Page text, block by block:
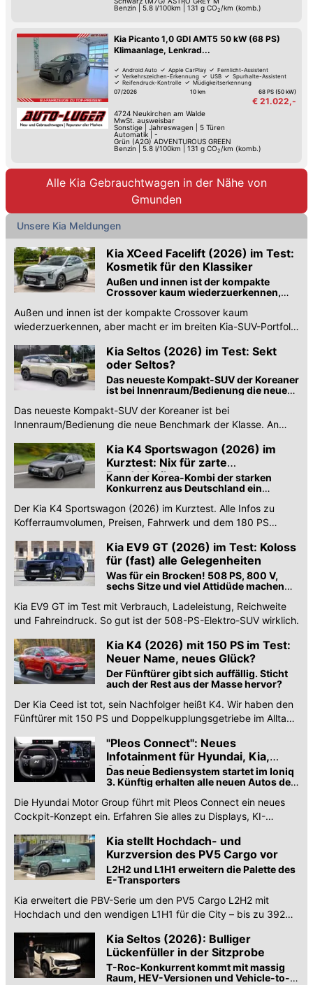
Benzin
5.8 l/100km 131 g CO2 /km (komb.)
Kia Picanto 1,0 GDI AMT5 50 kW (68 PS)
Klimaanlage, Lenkrad...
Android Auto Apple CarPlay
Fernlicht-Assistent
Verkehrszeichen-Erkennung
USB
Spurhalte-Assistent
Reifendruck-Kontrolle
Müdigkeitserkennung
07/2026
10 km 68 PS (50 kW)
€ 21.022,-
4724 Neukirchen am Walde
MwSt. ausweisbar
Sonstige| Jahreswagen
5 Türen
Automatik| -
Grün (A2G) ADVENTUROUS GREEN
Benzin
5.8 l/100km 131 g CO2 /km (komb.)
Alle Kia Gebrauchtwagen in der Nähe von
Gmunden
Unsere Kia Meldungen
Kia XCeed Facelift (2026) im Test:
Kosmetik für den Klassiker
Außen und innen ist der kompakte
Crossover kaum wiederzuerkennen,
Portfolio noch Sinn?
Außen und innen ist der kompakte Crossover kaum
wiederzuerkennen, aber macht er im breiten Kia-SUV-Portfolio
Kia Seltos (2026) im Test: Sekt
oder Seltos?
Das neueste Kompakt-SUV der Koreaner
ist bei Innenraum/Bedienung die neue
es aber noch ein wenig
Das neueste Kompakt-SUV der Koreaner ist bei
Innenraum/Bedienung die neue Benchmark der Klasse. An
Kia K4 Sportswagon (2026) im
Kurztest: Nix für zarte
Bandscheiben
Kann der Korea-Kombi der starken
Konkurrenz aus Deutschland ein
Der Kia K4 Sportswagon (2026) im Kurztest. Alle Infos zu
Kofferraumvolumen, Preisen, Fahrwerk und dem 180 PS
Kia EV9 GT (2026) im Test: Koloss
für (fast) alle Gelegenheiten
Was für ein Brocken! 508 PS, 800 V,
sechs Sitze und viel Attidüde machen
Besonderem. Perfekt ist er nicht
Kia EV9 GT im Test mit Verbrauch, Ladeleistung, Reichweite
und Fahreindruck. So gut ist der 508-PS-Elektro-SUV wirklich.
Kia K4 (2026) mit 150 PS im Test:
Neuer Name, neues Glück?
Der Fünftürer gibt sich auffällig. Sticht
auch der Rest aus der Masse hervor?
Der Kia Ceed ist tot, sein Nachfolger heißt K4. Wir haben den
Fünftürer mit 150 PS und Doppelkupplungsgetriebe im Alltag
"Pleos Connect": Neues
Infotainment für Hyundai, Kia,
Genesis
Das neue Bediensystem startet im Ioniq
3. Künftig erhalten alle neuen Autos der
Sprachsteuerung.
Die Hyundai Motor Group führt mit Pleos Connect ein neues
Cockpit-Konzept ein. Erfahren Sie alles zu Displays, KI-
Kia stellt Hochdach- und
Kurzversion des PV5 Cargo vor
L2H2 und L1H1 erweitern die Palette des
E-Transporters
Kia erweitert die PBV-Serie um den PV5 Cargo L2H2 mit
Hochdach und den wendigen L1H1 für die City – bis zu 392
Kia Seltos (2026): Bulliger
Lückenfüller in der Sitzprobe
T-Roc-Konkurrent kommt mit massig
Raum, HEV-Versionen und Vehicle-to-